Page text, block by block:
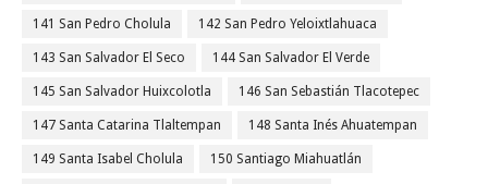
141 San Pedro Cholula 142 San Pedro Yeloixtlahuaca
143 San Salvador El Seco 144 San Salvador El Verde
145 San Salvador Huixcolotla 146 San Sebastián Tlacotepec
147 Santa Catarina Tlaltempan 148 Santa Inés Ahuatempan
149 Santa Isabel Cholula 150 Santiago Miahuatlán